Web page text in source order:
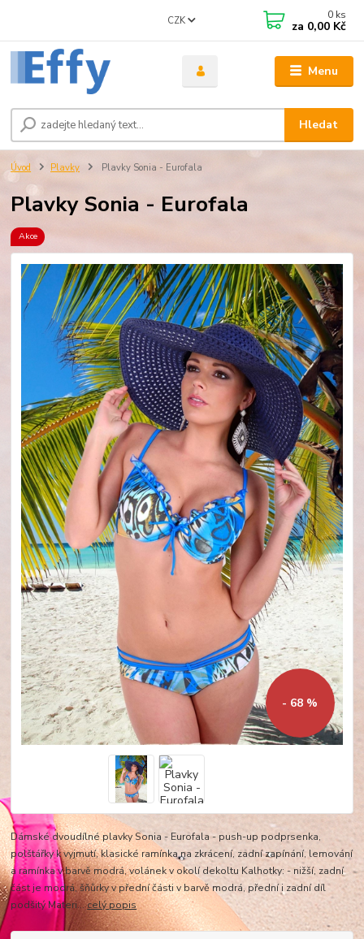
Menu
CZK
Hledat
0 ks
za 0,00 Kč
Úvod Plavky Plavky Sonia - Eurofala
Plavky Sonia - Eurofala
Akce
- 68 %
Dámské dvoudílné plavky Sonia - Eurofala - push-up podprsenka,
polštářky k vyjmutí, klasické ramínka na zkrácení, zadní zapínání, lemování
a ramínka v barvě modrá, volánek v okolí dekoltu Kalhotky: - nižší, zadní
část je modrá, šňůrky v přední části v barvě modrá, přední i zadní díl
podšitý Materi...celý popis